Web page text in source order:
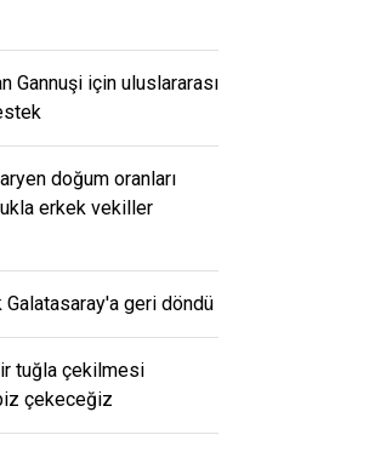
Gannuşi için uluslararası
doğum oranları
erkek vekiller
Galatasaray'a geri döndü
tuğla çekilmesi
çekeceğiz